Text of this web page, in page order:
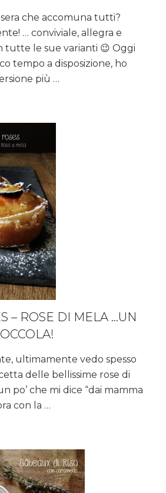
sera che accomuna tutti?
… conviviale, allegra e
tutte le sue varianti 😉 Oggi
tempo a disposizione, ho
più …
– ROSE DI MELA …UN
ultimamente vedo spesso
delle bellissime rose di
po’ che mi dice “dai mamma
con la …